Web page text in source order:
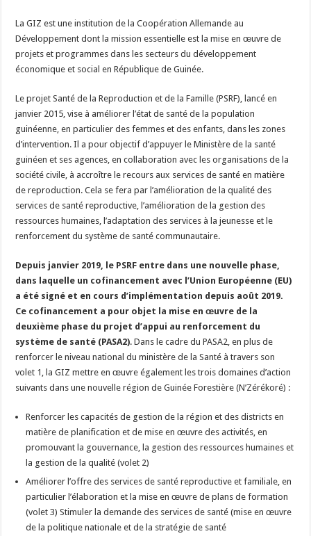
La GIZ est une institution de la Coopération Allemande au
Développement dont la mission essentielle est la mise en œuvre de
projets et programmes dans les secteurs du développement
économique et social en République de Guinée.
Le projet Santé de la Reproduction et de la Famille (PSRF), lancé en
janvier 2015, vise à améliorer l’état de santé de la population
guinéenne, en particulier des femmes et des enfants, dans les zones
d’intervention. Il a pour objectif d’appuyer le Ministère de la santé
guinéen et ses agences, en collaboration avec les organisations de la
société civile, à accroître le recours aux services de santé en matière
de reproduction. Cela se fera par l’amélioration de la qualité des
services de santé reproductive, l’amélioration de la gestion des
ressources humaines, l’adaptation des services à la jeunesse et le
renforcement du système de santé communautaire.
Depuis janvier 2019, le PSRF entre dans une nouvelle phase,
dans laquelle un cofinancement avec l’Union Européenne (EU)
a été signé et en cours d’implémentation depuis août 2019.
Ce cofinancement a pour objet la mise en œuvre de la
deuxième phase du projet d’appui au renforcement du
système de santé (PASA2). Dans le cadre du PASA2, en plus de
renforcer le niveau national du ministère de la Santé à travers son
volet 1, la GIZ mettre en œuvre également les trois domaines d’action
suivants dans une nouvelle région de Guinée Forestière (N’Zérékoré) :
Renforcer les capacités de gestion de la région et des districts en
matière de planification et de mise en œuvre des activités, en
promouvant la gouvernance, la gestion des ressources humaines et
la gestion de la qualité (volet 2)
Améliorer l’offre des services de santé reproductive et familiale, en
particulier l’élaboration et la mise en œuvre de plans de formation
(volet 3) Stimuler la demande des services de santé (mise en œuvre
de la politique nationale et de la stratégie de santé